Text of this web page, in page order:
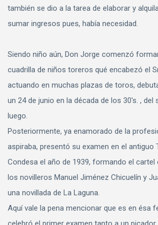
también se dio a la tarea de elaborar y
sumar ingresos pues, había necesidad.
Siendo niño aún, Don Jorge comenzó
cuadrilla de niños toreros qué encabezó el
actuando en muchas plazas de toros,
un 24 de junio en la década de los 30's. , del
luego.
Posteriormente, ya enamorado de la
aspiraba, presentó su examen en el antiguo
Condesa el año de 1939, formando el cartel
los novilleros Manuel Jiménez Chicuelín y
una novillada de La Laguna.
Aquí vale la pena mencionar que es en ésa